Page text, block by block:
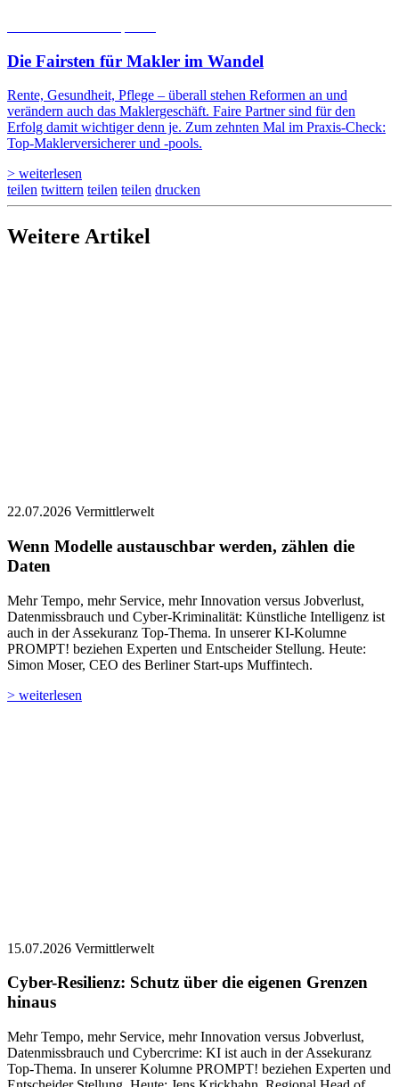
Die Fairsten für Makler im Wandel
Rente, Gesundheit, Pflege – überall stehen Reformen an und
verändern auch das Maklergeschäft. Faire Partner sind für den
Erfolg damit wichtiger denn je. Zum zehnten Mal im Praxis-Check:
Top-Maklerversicherer und -pools.
> weiterlesen
teilen twittern teilen teilen drucken
Weitere Artikel
22.07.2026 Vermittlerwelt
Wenn Modelle austauschbar werden, zählen die
Daten
Mehr Tempo, mehr Service, mehr Innovation versus Jobverlust,
Datenmissbrauch und Cyber-Kriminalität: Künstliche Intelligenz ist
auch in der Assekuranz Top-Thema. In unserer KI-Kolumne
PROMPT! beziehen Experten und Entscheider Stellung. ­­Heute:
Simon Moser, CEO des Berliner Start-ups Muffintech.
> weiterlesen
15.07.2026 Vermittlerwelt
Cyber-Resilienz: Schutz über die eigenen Grenzen
hinaus
Mehr Tempo, mehr Service, mehr Innovation versus Jobverlust,
Datenmissbrauch und Cybercrime: KI ist auch in der Assekuranz
Top-Thema. In unserer Kolumne PROMPT! beziehen Experten und